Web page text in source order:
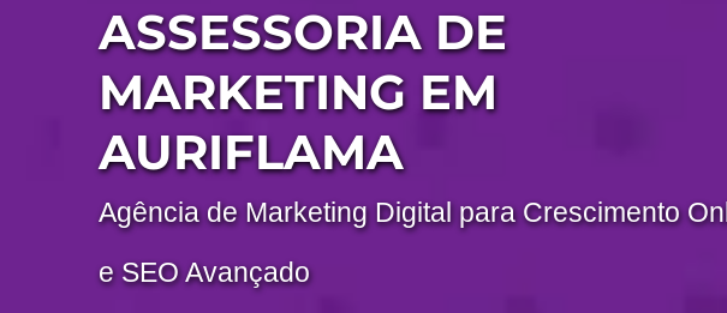
ASSESSORIA DE
MARKETING EM
AURIFLAMA
Agência de Marketing Digital para Crescimento
e SEO Avançado